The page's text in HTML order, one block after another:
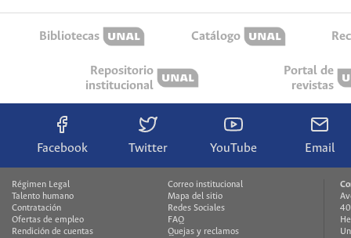
Bibliotecas Catálogo
Repositorio
institucional
Portal de
revistas
Facebook Twitter YouTube Email
Régimen Legal
Talento humano
Contratación
Ofertas de empleo
Rendición de cuentas
Correo institucional
Mapa del sitio
Redes Sociales
FAQ
Quejas y reclamos